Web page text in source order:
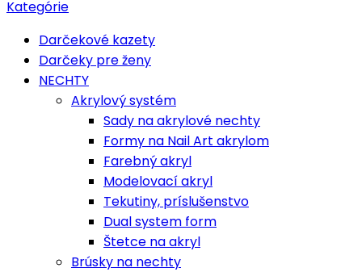
Kategórie
Darčekové kazety
Darčeky pre ženy
NECHTY
Akrylový systém
Sady na akrylové nechty
Formy na Nail Art akrylom
Farebný akryl
Modelovací akryl
Tekutiny, príslušenstvo
Dual system form
Štetce na akryl
Brúsky na nechty